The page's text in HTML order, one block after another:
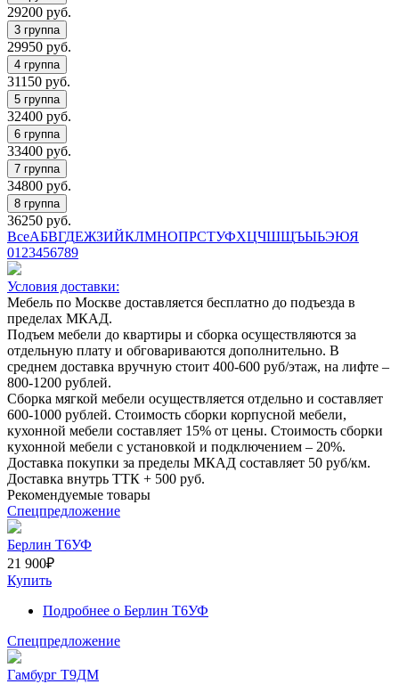
29200 руб.
29950 руб.
31150 руб.
32400 руб.
33400 руб.
34800 руб.
36250 руб.
ВсеАБВГДЕЖЗИЙКЛМНОПРСТУФХЦЧШЩЪЫЬЭЮЯ
01 23456789
Условия доставки:
Мебель по Москве доставляется бесплатно до подъезда в
пределах МКАД.
Подъем мебели до квартиры и сборка осуществляются за
отдельную плату и обговариваются дополнительно. В
среднем доставка вручную стоит 400-600 руб/этаж, на лифте –
800-1200 рублей.
Сборка мягкой мебели осуществляется отдельно и составляет
600-1000 рублей. Стоимость сборки корпусной мебели,
кухонной мебели составляет 15% от цены. Стоимость сборки
кухонной мебели с установкой и подключением – 20%.
Доставка покупки за пределы МКАД составляет 50 руб/км.
Доставка внутрь ТТК + 500 руб.
Рекомендуемые товары
Спецпредложение
Берлин Т6УФ
21 900₽
Купить
Подробнее о Берлин Т6УФ
Спецпредложение
Гамбург Т9ДМ